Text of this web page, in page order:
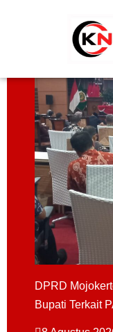
DPRD
Bupati Terkait